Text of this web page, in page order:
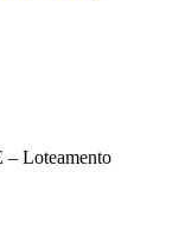
– Loteamento